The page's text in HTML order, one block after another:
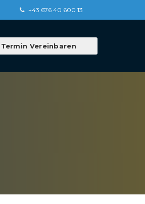
+43 676 40 600 13
Termin Vereinbaren